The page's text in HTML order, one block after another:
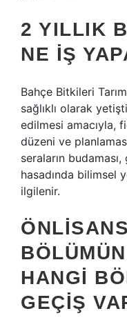
2 YILLIK
NE IŞ
Bahçe Bitkileri
sağlıklı olarak
edilmesi amacıyla,
düzeni ve
seraların
hasadında bilimsel
ilgilenir.
HANGI
GEÇIŞ